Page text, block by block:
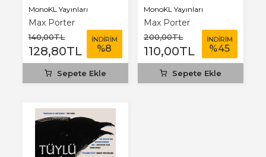
MonoKL Yayınları
Max Porter
140,00TL
128,80TL
İNDİRİM
%8
Sepete Ekle
MonoKL Yayınları
Max Porter
200,00TL
110,00TL
İNDİRİM
%45
Sepete Ekle